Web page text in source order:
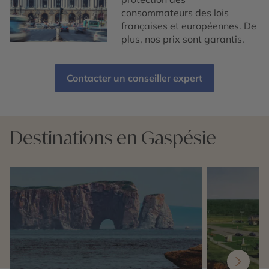
consommateurs des lois
françaises et européennes. De
plus, nos prix sont garantis.
Contacter un conseiller expert
Destinations en Gaspésie